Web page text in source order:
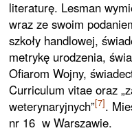
literaturę. Lesman
wraz ze swoim
szkoły handlowej,
metrykę urodzenia,
Ofiarom Wojny,
Curriculum vitae oraz
weterynaryjnych”[7].
nr 16 w Warszawie.